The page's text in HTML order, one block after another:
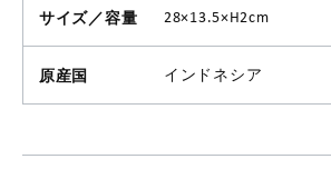
サイズ／容量 28×13.5×H2cm
原産国 インドネシア